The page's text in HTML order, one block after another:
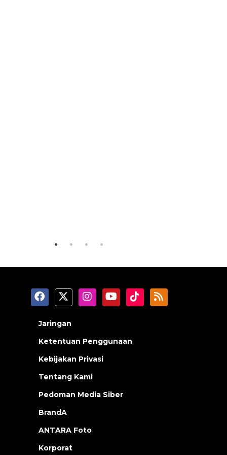
Jaringan
Ketentuan Penggunaan
Kebijakan Privasi
Tentang Kami
Pedoman Media Siber
BrandA
ANTARA Foto
Korporat